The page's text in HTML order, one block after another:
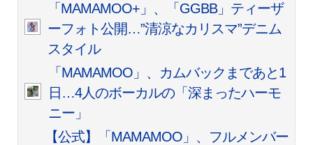
「MAMAMOO+」、「GGBB」ティーザ
ーフォト公開…”清涼なカリスマ”デニム
スタイル
「MAMAMOO」、カムバックまであと1
日…4人のボーカルの「深まったハーモ
ニー」
【公式】「MAMAMOO」、フルメンバー